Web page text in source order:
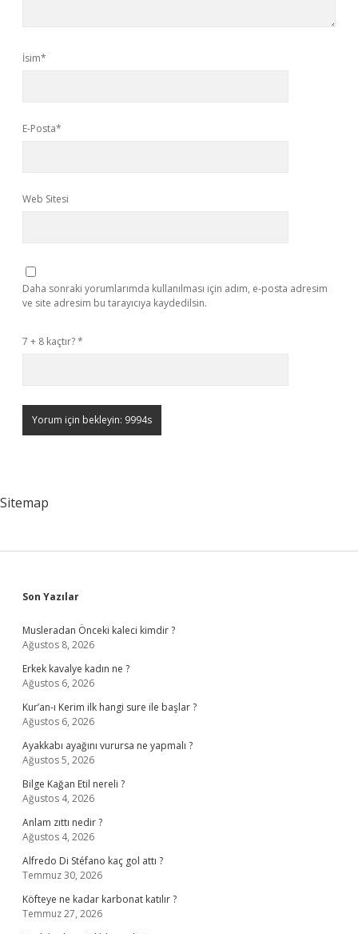
İsim*
E-Posta*
Web Sitesi
Daha sonraki yorumlarımda kullanılması için adım, e-posta adresim
ve site adresim bu tarayıcıya kaydedilsin.
7 + 8 kaçtır?*
Sitemap
Sidebar
Son Yazılar
Musleradan Önceki kaleci kimdir ?
Ağustos 8, 2026
Erkek kavalye kadın ne ?
Ağustos 6, 2026
Kur’an-ı Kerim ilk hangi sure ile başlar ?
Ağustos 6, 2026
Ayakkabı ayağını vurursa ne yapmalı ?
Ağustos 5, 2026
Bilge Kağan Etil nereli ?
Ağustos 4, 2026
Anlam zıttı nedir ?
Ağustos 4, 2026
Alfredo Di Stéfano kaç gol attı ?
Temmuz 30, 2026
Köfteye ne kadar karbonat katılır ?
Temmuz 27, 2026